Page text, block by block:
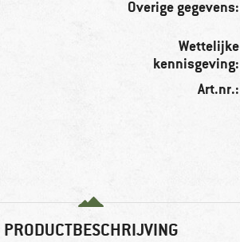
Overige gegevens:
Wettelijke
kennisgeving:
Art.nr.:
PRODUCTBESCHRIJVING